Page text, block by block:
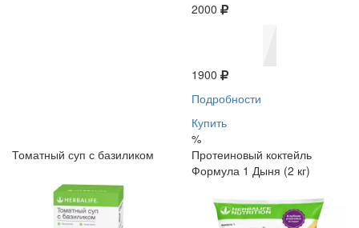
2000
1900
Подробности
Купить
%
Томатный суп с базиликом
Протеиновый коктейль
Формула 1 Дыня (2 кг)